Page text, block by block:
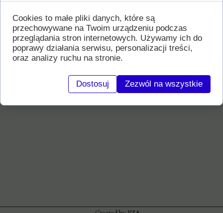
uzbrojonego w nóż (tanto dori) i kij (jo dori).
Seminarium odbyło się w bardzo pogodnej
atmosferze i mimo dużego wysiłku uczestnikom
dopisywał dobry humor.
Cookies to małe pliki danych, które są
przechowywane na Twoim urządzeniu podczas
przeglądania stron internetowych. Używamy ich do
poprawy działania serwisu, personalizacji treści,
oraz analizy ruchu na stronie.
Dostosuj Zezwól na wszystkie